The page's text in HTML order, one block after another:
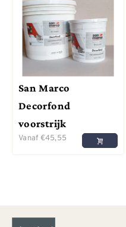
San Marco
Decorfond
voorstrijk
Vanaf €45,55